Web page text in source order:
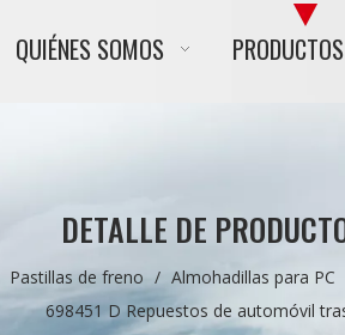
QUIÉNES SOMOS PRODUCTOS
DETALLE DE
Pastillas de freno / Almohadillas para PC
698451 D Repuestos de automóvil